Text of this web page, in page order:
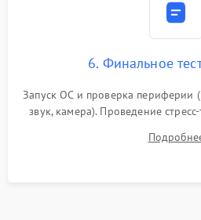
6. Финальное
Запуск ОС и проверка периферии
звук, камера). Проведение
для контроля температурного
системы под пиковой